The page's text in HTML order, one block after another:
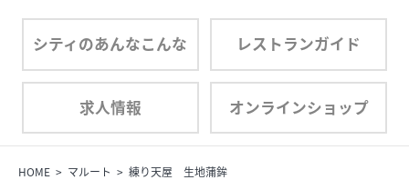
シティのあんなこんな レストランガイド
求人情報 オンラインショップ
プロフィール
フロアガイド
ショップリスト
HOME マルート 練り天屋 生地蒲鉾